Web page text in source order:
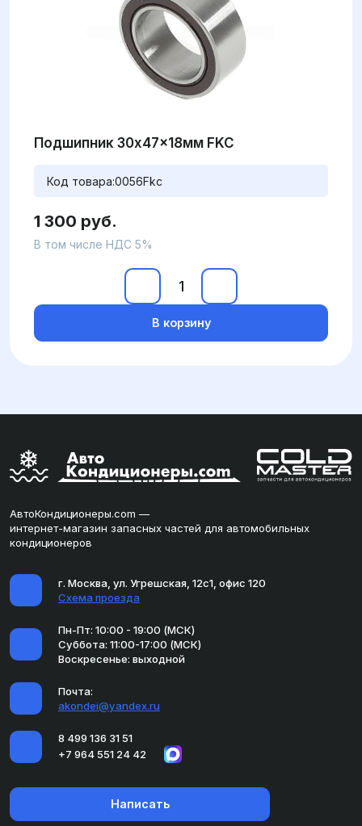
Подшипник 30x47x18мм FKC
Код товара:0056Fkc
1 300 руб.
В том числе НДС 5%
В корзину
АвтоКондиционеры.com —
интернет-магазин запасных частей для автомобильных
кондиционеров
г. Москва, ул. Угрешская, 12с1, офис 120
Схема проезда
Пн-Пт: 10:00 - 19:00 (МСК)
Суббота: 11:00-17:00 (МСК)
Воскресенье: выходной
Почта:
akondei@yandex.ru
8 499 136 31 51
+7 964 551 24 42
Написать